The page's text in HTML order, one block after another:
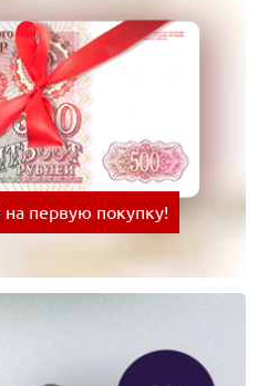
первую покупку!